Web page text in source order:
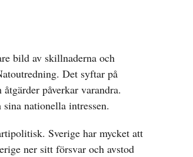
bild av skillnaderna och
Det syftar på
påverkar varandra.
nationella intressen.
Sverige har mycket att
ner sitt försvar och avstod